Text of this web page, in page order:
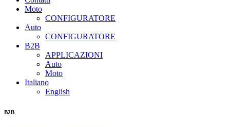
Moto
CONFIGURATORE
Auto
CONFIGURATORE
B2B
APPLICAZIONI
Auto
Moto
Italiano
English
B2B